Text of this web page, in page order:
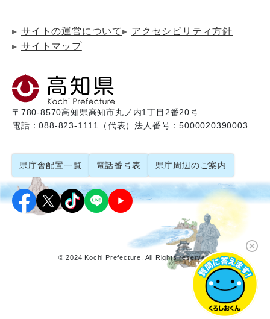
サイトの運営について
アクセシビリティ方針
サイトマップ
〒780-8570高知県高知市丸ノ内1丁目2番20号
電話：088-823-1111（代表）法人番号：5000020390003
県庁舎配置一覧 電話番号表 県庁周辺のご案内
© 2024 Kochi Prefecture. All Rights reserved.